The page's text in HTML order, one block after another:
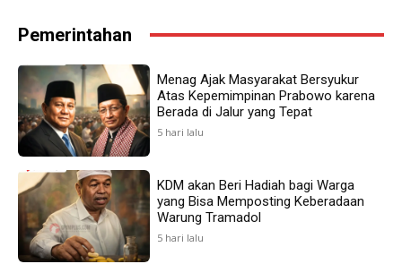
Pemerintahan
Menag Ajak Masyarakat Bersyukur
Atas Kepemimpinan Prabowo karena
Berada di Jalur yang Tepat
5 hari lalu
KDM akan Beri Hadiah bagi Warga
yang Bisa Memposting Keberadaan
Warung Tramadol
5 hari lalu